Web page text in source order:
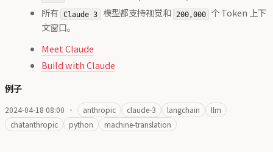
所有 Claude 3 模型都支持视觉和 200,000
个 Token 上下
文窗口。
Meet Claude
Build with Claude
例子
2024-04-18 08:00 · anthropic claude-3 langchain
llm
chatanthropic
python machine-translation